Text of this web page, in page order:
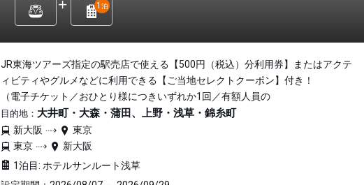
1 泊
JR東海ツアーズ指定の駅売店で使える【500円（税込）分利用券】またはアクテ
ィビティやグルメなどに利用できる【ご当地セレクトクーポン】付き！
（電子チケット／おひとり様につきいずれか1回／有額人員の
目的地： 大井町・大森・蒲田、上野・浅草・錦糸町
新大阪
東京
東京
新大阪
1泊目: ホテルサンルート浅草